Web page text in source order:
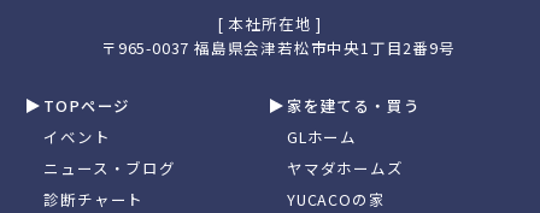
[ 本社所在地 ]
〒965-0037 福島県会津若松市中央1丁目2番9号
TOPページ
イベント
ニュース・ブログ
診断チャート
家を建てる・買う
GLホーム
ヤマダホームズ
YUCACOの家